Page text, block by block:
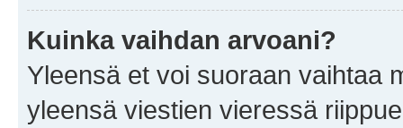
Kuinka vaihdan arvoani?
Yleensä et voi suoraan vaihtaa
yleensä viestien vieressä